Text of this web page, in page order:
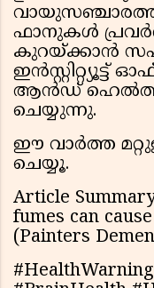
ഫാനുകൾ
കുറയ്ക്കാൻ
ഇൻസ്റ്റിറ്റ്യൂട്ട്
ആൻഡ് ഹെൽത്ത്
ചെയ്യുന്നു.
ഈ വാർത്ത
ചെയ്യൂ.
Article
fumes can
(Painters